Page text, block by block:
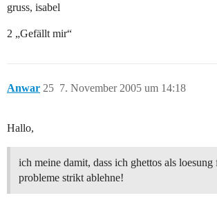
gruss, isabel
2 „Gefällt mir“
Anwar 7. November 2005 um 14:18
25
Hallo,
ich meine damit, dass ich ghettos als loesung
probleme strikt ablehne!